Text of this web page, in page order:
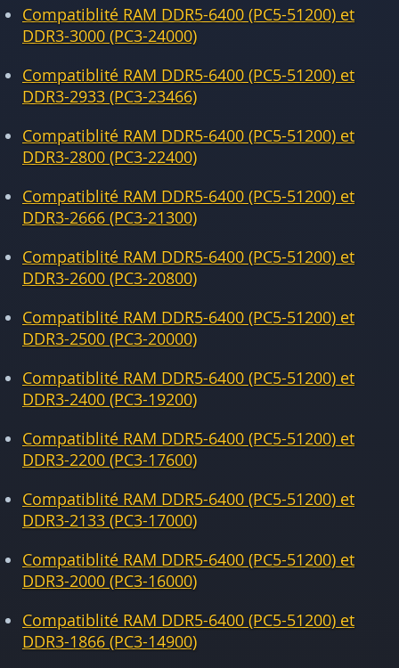
Compatiblité RAM DDR5-6400 (PC5-51200) et
DDR3-3000 (PC3-24000)
Compatiblité RAM DDR5-6400 (PC5-51200) et
DDR3-2933 (PC3-23466)
Compatiblité RAM DDR5-6400 (PC5-51200) et
DDR3-2800 (PC3-22400)
Compatiblité RAM DDR5-6400 (PC5-51200) et
DDR3-2666 (PC3-21300)
Compatiblité RAM DDR5-6400 (PC5-51200) et
DDR3-2600 (PC3-20800)
Compatiblité RAM DDR5-6400 (PC5-51200) et
DDR3-2500 (PC3-20000)
Compatiblité RAM DDR5-6400 (PC5-51200) et
DDR3-2400 (PC3-19200)
Compatiblité RAM DDR5-6400 (PC5-51200) et
DDR3-2200 (PC3-17600)
Compatiblité RAM DDR5-6400 (PC5-51200) et
DDR3-2133 (PC3-17000)
Compatiblité RAM DDR5-6400 (PC5-51200) et
DDR3-2000 (PC3-16000)
Compatiblité RAM DDR5-6400 (PC5-51200) et
DDR3-1866 (PC3-14900)